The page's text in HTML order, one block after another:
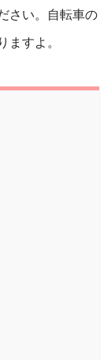
さい。自転車の
ますよ。